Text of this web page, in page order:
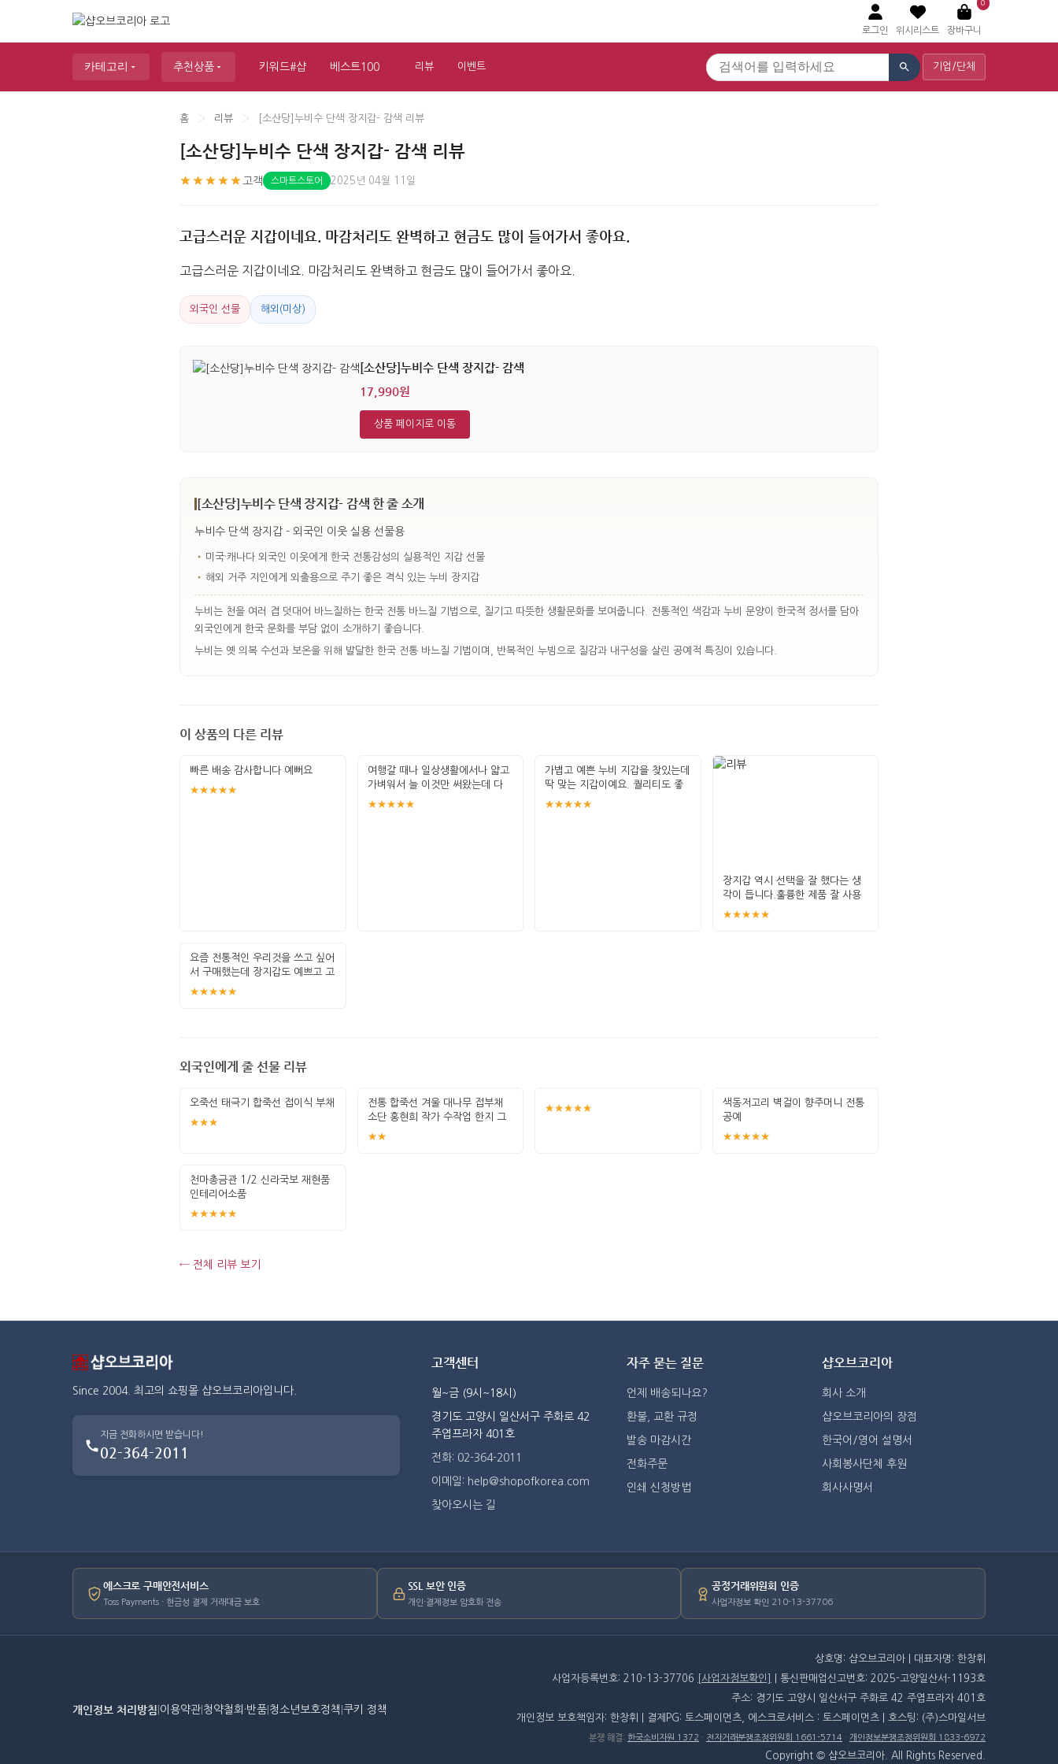
로그인 위시리스트
0
장바구니
카테고리 추천상품 키워드#샵 베스트100 리뷰 이벤트 기업/단체
홈 › 리뷰 › [소산당]누비수 단색 장지갑- 감색 리뷰
[소산당]누비수 단색 장지갑- 감색 리뷰
★★★★★ 고객 스마트스토어 2025년 04월 11일
고급스러운 지갑이네요. 마감처리도 완벽하고 현금도 많이 들어가서 좋아요.
고급스러운 지갑이네요. 마감처리도 완벽하고 현금도 많이 들어가서 좋아요.
외국인 선물 해외(미상)
[소산당]누비수 단색 장지갑- 감색
17,990원
상품 페이지로 이동
[소산당]누비수 단색 장지갑- 감색 한 줄 소개
누비수 단색 장지갑 - 외국인 이웃 실용 선물용
• 미국·캐나다 외국인 이웃에게 한국 전통감성의 실용적인 지갑 선물
• 해외 거주 지인에게 외출용으로 주기 좋은 격식 있는 누비 장지갑
누비는 천을 여러 겹 덧대어 바느질하는 한국 전통 바느질 기법으로, 질기고 따뜻한 생활문화를 보여줍니다. 전통적인 색감과 누비 문양이 한국적 정서를 담아
외국인에게 한국 문화를 부담 없이 소개하기 좋습니다.
누비는 옛 의복 수선과 보온을 위해 발달한 한국 전통 바느질 기법이며, 반복적인 누빔으로 질감과 내구성을 살린 공예적 특징이 있습니다.
이 상품의 다른 리뷰
빠른 배송 감사합니다 예뻐요
★★★★★
여행갈 때나 일상생활에서나 얇고
가벼워서 늘 이것만 써왔는데 다
낡아가고
★★★★★
가볍고 예쁜 누비 지갑을 찾있는데
딱 맞는 지갑이예요. 퀄리티도 좋
아요
★★★★★
장지갑 역시 선택을 잘 했다는 생
각이 듭니다.훌륭한 제품 잘 사용
할게요.
★★★★★
요즘 전통적인 우리것을 쓰고 싶어
서 구매했는데 장지갑도 예쁘고 고
무신매듭
★★★★★
외국인에게 줄 선물 리뷰
오죽선 태극기 합죽선 접이식 부채
★★★
전통 합죽선 겨울 대나무 접부채
소단 홍현희 작가 수작업 한지 그
림 고급
★★
★★★★★
색동저고리 벽걸이 향주머니 전통
공예
★★★★★
천마총금관 1/2 신라국보 재현품
인테리어소품
★★★★★
← 전체 리뷰 보기
Since 2004. 최고의 쇼핑몰 샵오브코리아입니다.
지금 전화하시면 받습니다!
02-364-2011
고객센터
월~금 (9시~18시)
경기도 고양시 일산서구 주화로 42
주엽프라자 401호
전화: 02-364-2011
이메일: help@shopofkorea.com
찾아오시는 길
자주 묻는 질문
언제 배송되나요?
환불, 교환 규정
발송 마감시간
전화주문
인쇄 신청방법
샵오브코리아
회사 소개
샵오브코리아의 장점
한국어/영어 설명서
사회봉사단체 후원
회사사명서
에스크로 구매안전서비스
Toss Payments · 현금성 결제 거래대금 보호
SSL 보안 인증
개인·결제정보 암호화 전송
공정거래위원회 인증
사업자정보 확인 210-13-37706
개인정보 처리방침 이용약관 청약철회·반품 청소년보호정책 쿠키 정책
상호명: 샵오브코리아 | 대표자명: 한창휘
사업자등록번호: 210-13-37706
[사업자정보확인]
| 통신판매업신고번호: 2025-고양일산서-1193호
주소: 경기도 고양시 일산서구 주화로 42 주엽프라자 401호
개인정보 보호책임자: 한창휘 | 결제PG: 토스페이먼츠, 에스크로서비스 : 토스페이먼츠 | 호스팅: (주)스마일서브
분쟁 해결: 한국소비자원 1372 · 전자거래분쟁조정위원회 1661-5714 · 개인정보분쟁조정위원회 1833-6972
Copyright © 샵오브코리아. All Rights Reserved.